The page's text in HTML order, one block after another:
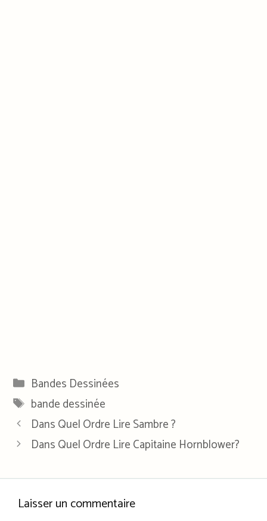
Catégories
Bandes Dessinées
Étiquettes
bande dessinée
Dans Quel Ordre Lire Sambre ?
Dans Quel Ordre Lire Capitaine Hornblower?
Laisser un commentaire